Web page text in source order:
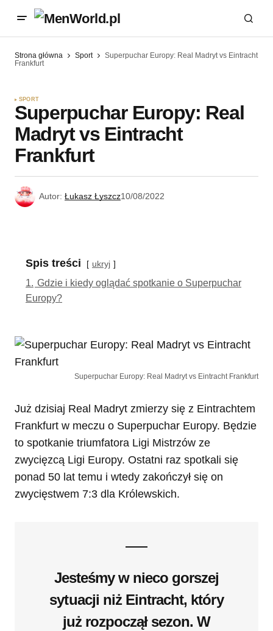
Strona główna Sport
Superpuchar Europy: Real Madryt vs Eintracht
Frankfurt
SPORT
Superpuchar Europy: Real
Madryt vs Eintracht
Frankfurt
Autor: Łukasz Łyszcz10/08/2022
Spis treści ukryj
1. Gdzie i kiedy oglądać spotkanie o Superpuchar
Europy?
Superpuchar Europy: Real Madryt vs Eintracht Frankfurt
Już dzisiaj Real Madryt zmierzy się z Eintrachtem
Frankfurt w meczu o Superpuchar Europy. Będzie
to spotkanie triumfatora Ligi Mistrzów ze
zwycięzcą Ligi Europy. Ostatni raz spotkali się
ponad 50 lat temu i wtedy zakończył się on
zwycięstwem 7:3 dla Królewskich.
Jesteśmy w nieco gorszej
sytuacji niż Eintracht, który
już rozpoczął sezon. W